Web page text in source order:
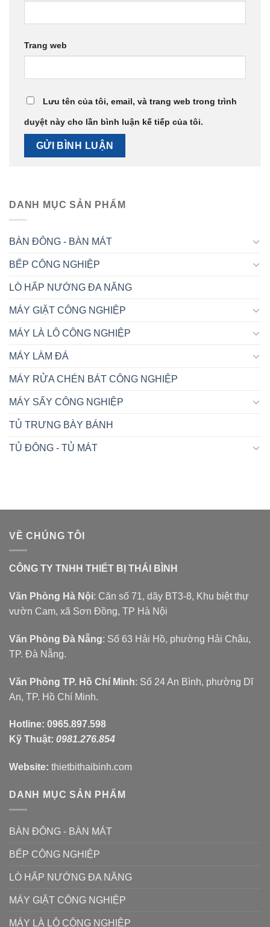
Trang web
Lưu tên của tôi, email, và trang web trong trình
duyệt này cho lần bình luận kế tiếp của tôi.
DANH MỤC SẢN PHẨM
BÀN ĐÔNG - BÀN MÁT
BẾP CÔNG NGHIỆP
LÒ HẤP NƯỚNG ĐA NĂNG
MÁY GIẶT CÔNG NGHIỆP
MÁY LÀ LÔ CÔNG NGHIỆP
MÁY LÀM ĐÁ
MÁY RỬA CHÉN BÁT CÔNG NGHIỆP
MÁY SẤY CÔNG NGHIỆP
TỦ TRƯNG BÀY BÁNH
TỦ ĐÔNG - TỦ MÁT
VỀ CHÚNG TÔI
CÔNG TY TNHH THIẾT BỊ THÁI BÌNH
Văn Phòng Hà Nội: Căn số 71, dãy BT3-8, Khu biệt thự
vườn Cam, xã Sơn Đồng, TP Hà Nội
Văn Phòng Đà Nẵng: Số 63 Hải Hồ, phường Hải Châu,
TP. Đà Nẵng.
Văn Phòng TP. Hồ Chí Minh: Số 24 An Bình, phường Dĩ
An, TP. Hồ Chí Minh.
Hotline: 0965.897.598
Kỹ Thuật: 0981.276.854
Website: thietbithaibinh.com
DANH MỤC SẢN PHẨM
BÀN ĐÔNG - BÀN MÁT
BẾP CÔNG NGHIỆP
LÒ HẤP NƯỚNG ĐA NĂNG
MÁY GIẶT CÔNG NGHIỆP
MÁY LÀ LÔ CÔNG NGHIỆP